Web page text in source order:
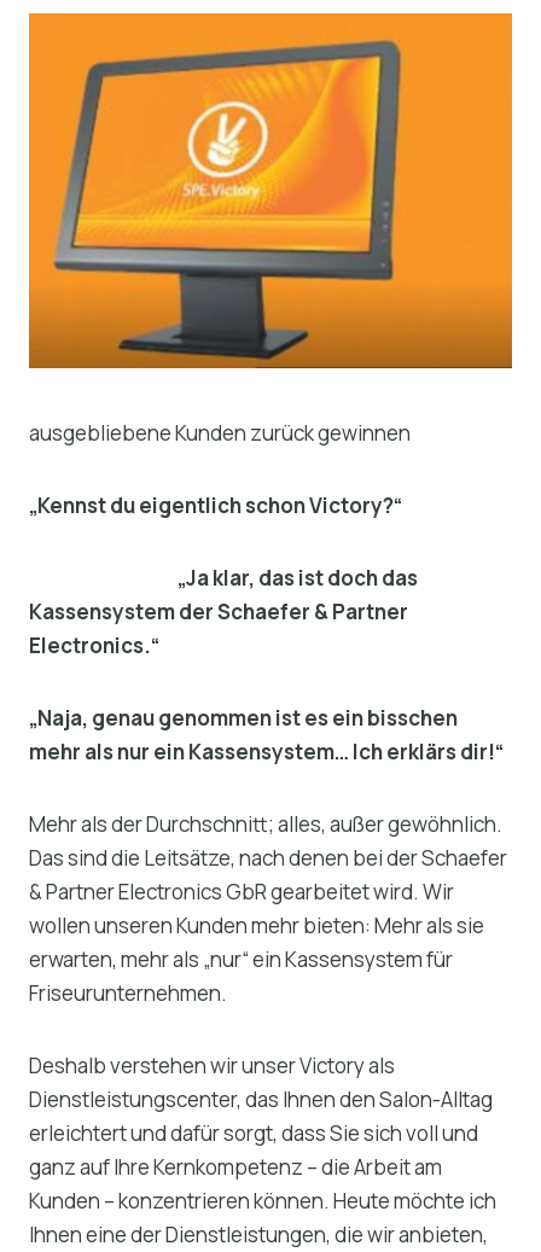
ausgebliebene Kunden zurück gewinnen
„Kennst du eigentlich schon Victory?“
„Ja klar, das ist doch das
Kassensystem der Schaefer & Partner
Electronics.“
„Naja, genau genommen ist es ein bisschen
mehr als nur ein Kassensystem… Ich erklärs dir!“
Mehr als der Durchschnitt; alles, außer gewöhnlich.
Das sind die Leitsätze, nach denen bei der Schaefer
& Partner Electronics GbR gearbeitet wird. Wir
wollen unseren Kunden mehr bieten: Mehr als sie
erwarten, mehr als „nur“ ein Kassensystem für
Friseurunternehmen.
Deshalb verstehen wir unser Victory als
Dienstleistungscenter, das Ihnen den Salon-Alltag
erleichtert und dafür sorgt, dass Sie sich voll und
ganz auf Ihre Kernkompetenz – die Arbeit am
Kunden – konzentrieren können. Heute möchte ich
Ihnen eine der Dienstleistungen, die wir anbieten,